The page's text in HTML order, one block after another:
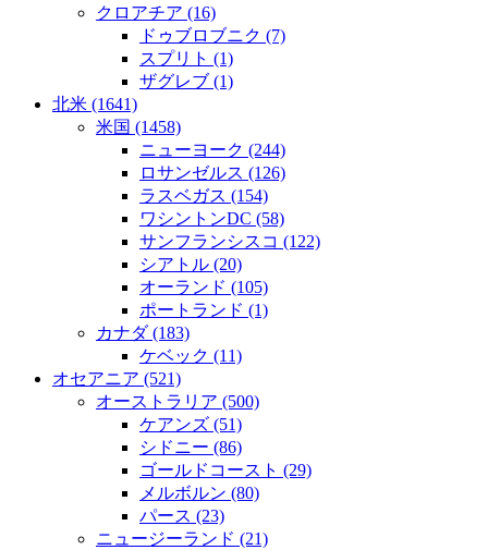
クロアチア (16)
ドゥブロブニク (7)
スプリト (1)
ザグレブ (1)
北米 (1641)
米国 (1458)
ニューヨーク (244)
ロサンゼルス (126)
ラスベガス (154)
ワシントンDC (58)
サンフランシスコ (122)
シアトル (20)
オーランド (105)
ポートランド (1)
カナダ (183)
ケベック (11)
オセアニア (521)
オーストラリア (500)
ケアンズ (51)
シドニー (86)
ゴールドコースト (29)
メルボルン (80)
パース (23)
ニュージーランド (21)